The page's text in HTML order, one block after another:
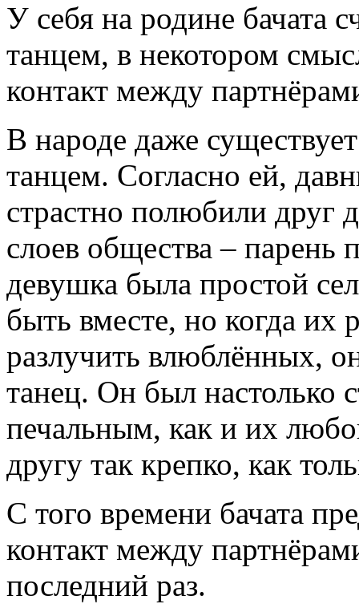
У себя на родине бачата
танцем, в некотором
контакт между
В народе даже
танцем. Согласно ей,
страстно полюбили друг
слоев общества – парень
девушка была простой
быть вместе, но когда их
разлучить влюблённых,
танец. Он был настолько
печальным, как и их
другу так крепко, как
С того времени бачата
контакт между
последний раз.